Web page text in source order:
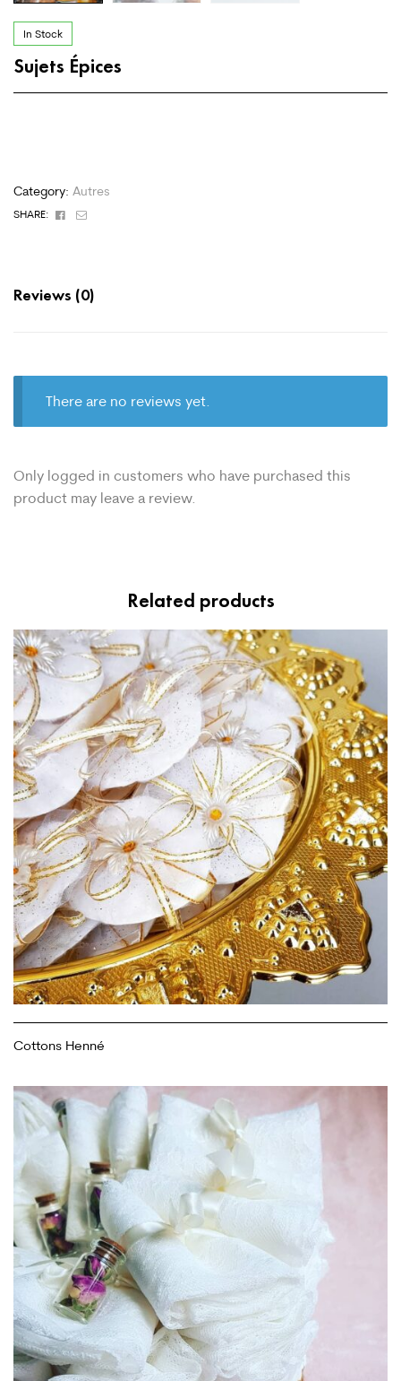
In Stock
Sujets Épices
Category: Autres
SHARE: Facebook
Email
Reviews (0)
There are no reviews yet.
Only logged in customers who have purchased this
product may leave a review.
Related products
Cottons Henné